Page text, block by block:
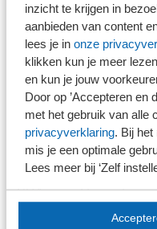
inzicht te krijgen in
aanbieden van content
lees je in onze
klikken kun je meer
en kun je jouw
Door op ’Accepteren en
met het gebruik van alle
privacyverklaring. Bij het
mis je een optimale
Lees meer bij ‘Zelf
Branche in Zicht
Dossiers
Kantoorvinder
Nieuwsbank
Handige links
Veilig bestanden delen
SRA-gecertificeerd